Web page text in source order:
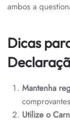
ambos a
Dicas
Mantenha
Utilize o